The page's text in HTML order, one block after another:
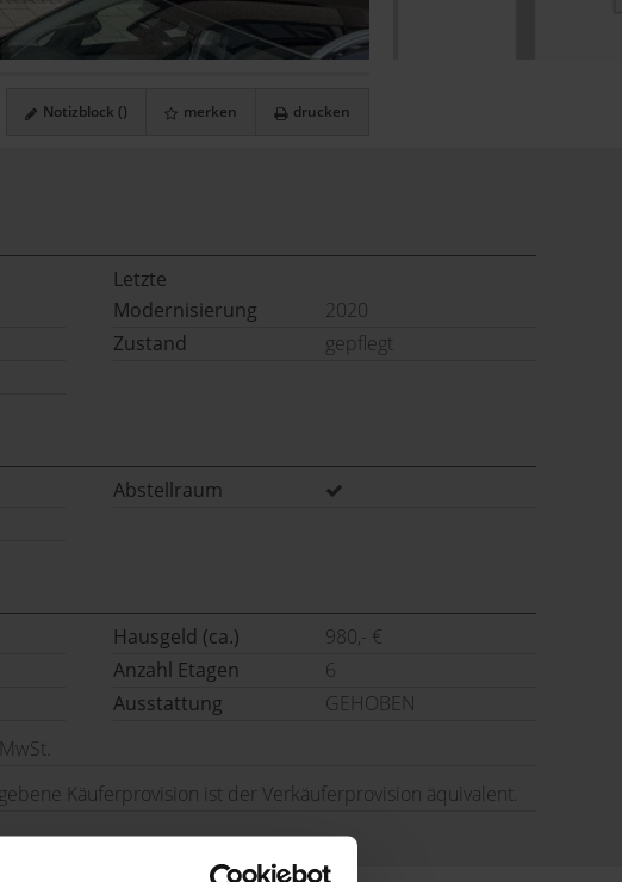
Notizblock () merken drucken
Letzte
Modernisierung
2020
Zustand
gepflegt
Abstellraum
Hausgeld (ca.)
980,- €
Anzahl Etagen
6
Ausstattung
GEHOBEN
Käuferprovision ist der Verkäuferprovision äquivalent.